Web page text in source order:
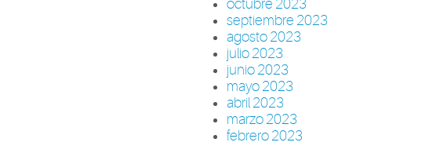
octubre 2023
septiembre 2023
agosto 2023
julio 2023
junio 2023
mayo 2023
abril 2023
marzo 2023
febrero 2023